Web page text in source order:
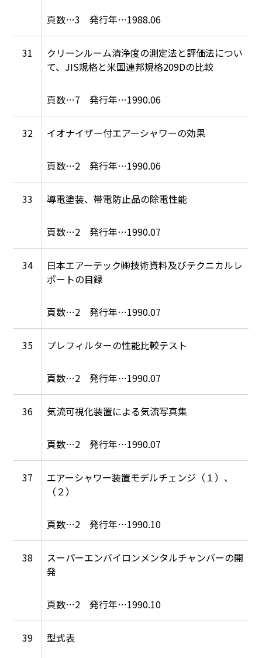
3 1988.06
31
クリーンルーム清浄度の測定法と評価法につい
て、JIS規格と米国連邦規格209Dの比較
7 1990.06
32 イオナイザー付エアーシャワーの効果
2 1990.06
33 導電塗装、帯電防止品の除電性能
2 1990.07
34
日本エアーテック㈱技術資料及びテクニカルレ
ポートの目録
2 1990.07
35 プレフィルターの性能比較テスト
2 1990.07
36 気流可視化装置による気流写真集
2 1990.07
37
エアーシャワー装置モデルチェンジ（１）、
（２）
2 1990.10
38
スーパーエンバイロンメンタルチャンバーの開
発
2 1990.10
39 型式表